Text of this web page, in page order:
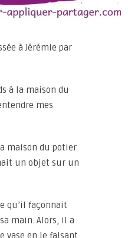
à Jérémie par
à la maison du
mes
maison du potier
un objet sur un
qu’il façonnait
main. Alors, il a
vase en le faisant